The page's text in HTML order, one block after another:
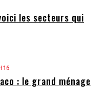
les secteurs qui
: le grand ménage